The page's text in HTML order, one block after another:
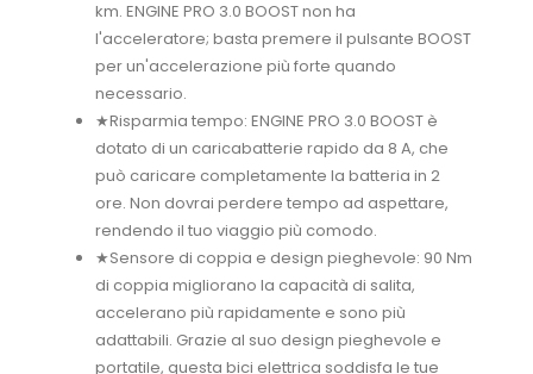
km. ENGINE PRO 3.0 BOOST non ha
l'acceleratore; basta premere il pulsante BOOST
per un'accelerazione più forte quando
necessario.
★Risparmia tempo: ENGINE PRO 3.0 BOOST è
dotato di un caricabatterie rapido da 8 A, che
può caricare completamente la batteria in 2
ore. Non dovrai perdere tempo ad aspettare,
rendendo il tuo viaggio più comodo.
★Sensore di coppia e design pieghevole: 90 Nm
di coppia migliorano la capacità di salita,
accelerano più rapidamente e sono più
adattabili. Grazie al suo design pieghevole e
portatile, questa bici elettrica soddisfa le tue